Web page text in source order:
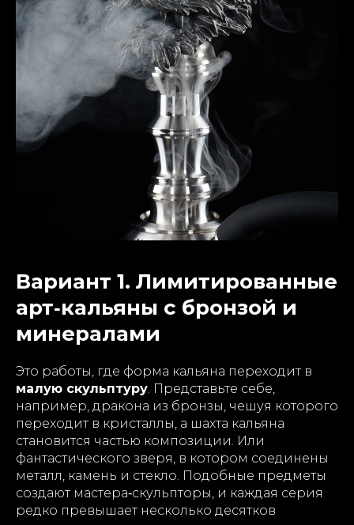
Вариант 1. Лимитированные
арт‑кальяны с бронзой и
минералами
Это работы, где форма кальяна переходит в
малую скульптуру . Представьте себе,
например, дракона из бронзы, чешуя которого
переходит в кристаллы, а шахта кальяна
становится частью композиции. Или
фантастического зверя, в котором соединены
металл, камень и стекло. Подобные предметы
создают мастера‑скульпторы, и каждая серия
редко превышает несколько десятков